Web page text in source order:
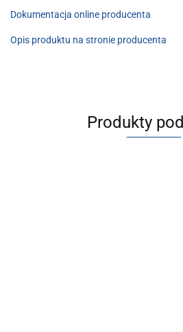
Dokumentacja online producenta
Opis produktu na stronie producenta
Produkty